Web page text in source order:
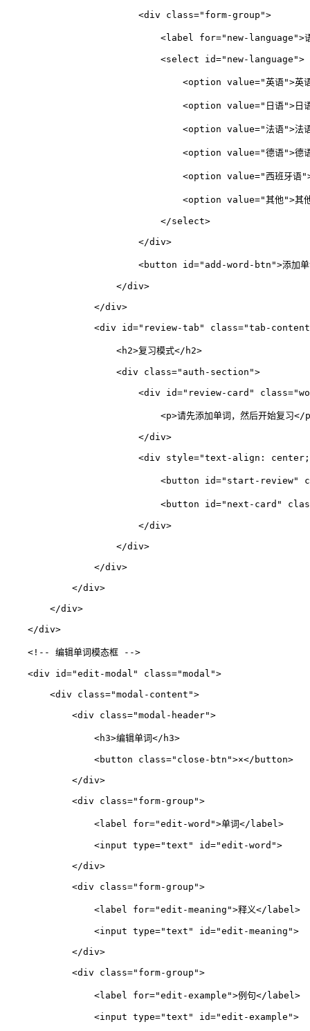
<div class="form-group">
<label for="new-language">
<select id="new-language">
<option value="英语">英
<option value="日语">日
<option value="法语">法
<option value="德语">德
<option value="西班牙语"
<option value="其他">其
</select>
</div>
<button id="add-word-btn">添加
</div>
</div>
<div id="review-tab" class="tab-
<h2>复习模式</ h2>
<div class="auth-section">
<div id="review-card" class=
<p>请先添加单词，然后开始复习</p
</div>
<div style="text-align: center;
<button id="start-review"
<button id="next-card"
</div>
</div>
</div>
</div>
</div>
</div>
<!-- 编辑单词模态框 -->
<div id="edit-modal" class="modal">
<div class="modal-content">
<div class="modal-header">
<h3>编辑单词</ h3>
<button class="close-btn">×</ button>
</div>
<div class="form-group">
<label for="edit-word">单词</label >
<input type="text" id="edit-word">
</div>
<div class="form-group">
<label for="edit-meaning">释义</label >
<input type="text" id="edit-meaning">
</div>
<div class="form-group">
<label for="edit-example">例句</label >
<input type="text" id="edit-example">